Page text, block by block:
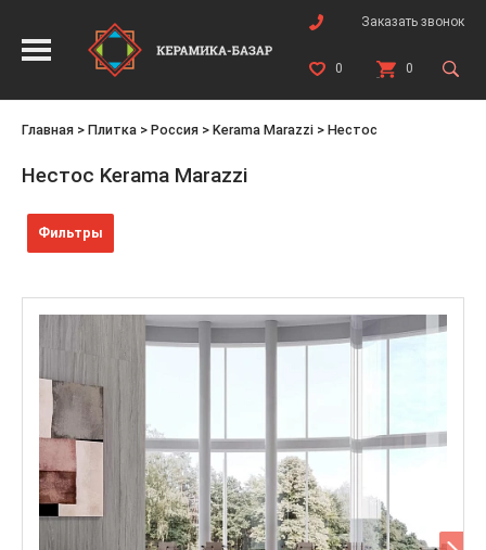
Заказать звонок
0 0
Главная > Плитка > Россия > Kerama Marazzi > Нестос
Нестос Kerama Marazzi
Фильтры